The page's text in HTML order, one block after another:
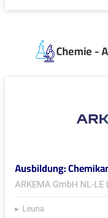
Chemie -
Ausbildung:
ARKEMA GmbH NL-
Leuna